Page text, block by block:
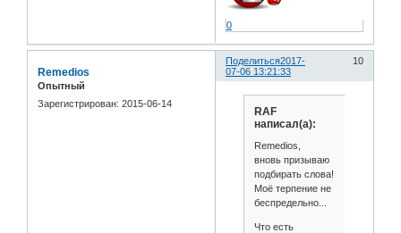
0
Поделиться 10
2017-
07-06 13:21:33
Remedios
Опытный
Зарегистрирован: 2015-06-14
RAF
написал(а):
Remedios,
вновь призываю
подбирать слова!
Моё терпение не
беспредельно...
Что есть